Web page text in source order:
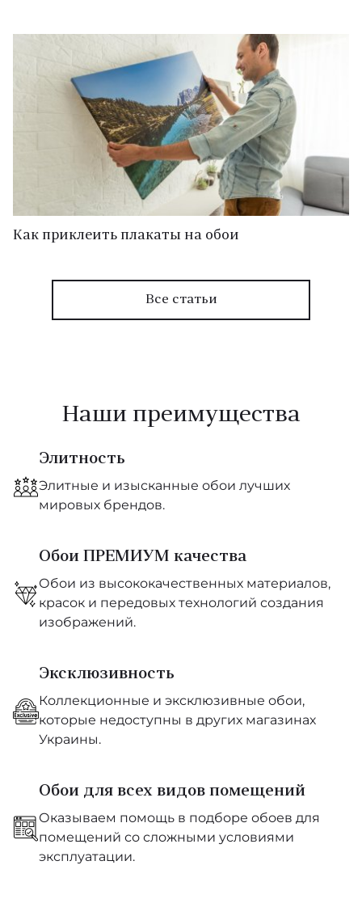
Как приклеить плакаты на обои
Все статьи
Наши преимущества
Элитность
Элитные и изысканные обои лучших
мировых брендов.
Обои ПРЕМИУМ качества
Обои из высококачественных материалов,
красок и передовых технологий создания
изображений.
Эксклюзивность
Коллекционные и эксклюзивные обои,
которые недоступны в других магазинах
Украины.
Обои для всех видов помещений
Оказываем помощь в подборе обоев для
помещений со сложными условиями
эксплуатации.